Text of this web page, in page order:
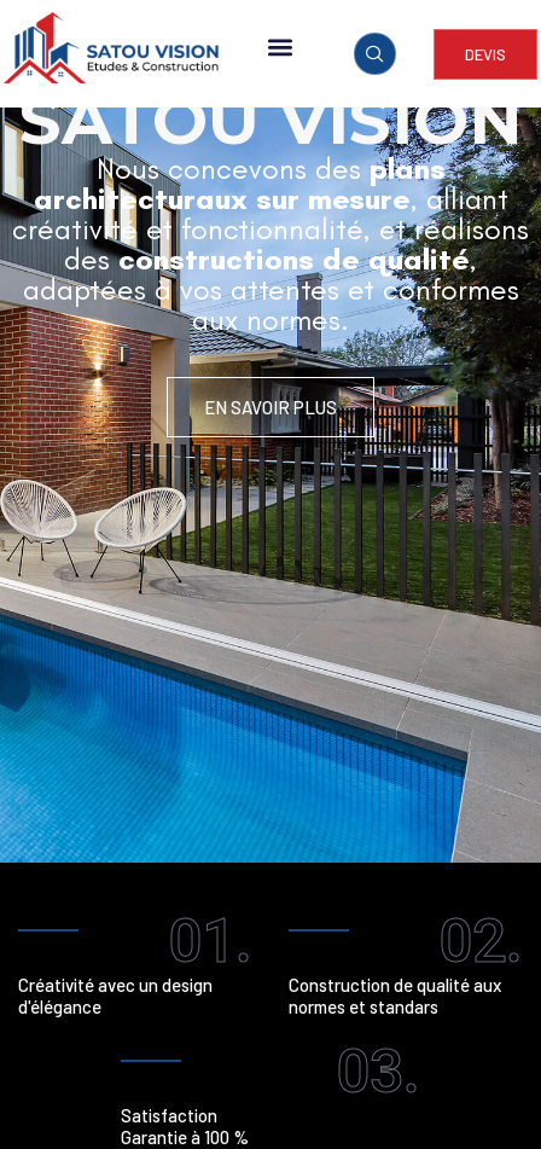
DEVIS
ARCHITECTURE & CONSTRUCTION
SATOU VISION
Nous concevons desplans
architecturaux sur mesure, alliant
créativité et fonctionnalité, et réalisons
desconstructions de qualité,
adaptées à vos attentes et conformes
aux normes.
EN SAVOIR PLUS
01.
Créativité avec un design
d'élégance
02.
Construction de qualité aux
normes et standars
03.
Satisfaction
Garantie à 100 %